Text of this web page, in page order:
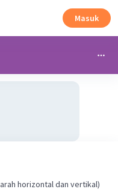
Masuk
horizontal dan vertikal)